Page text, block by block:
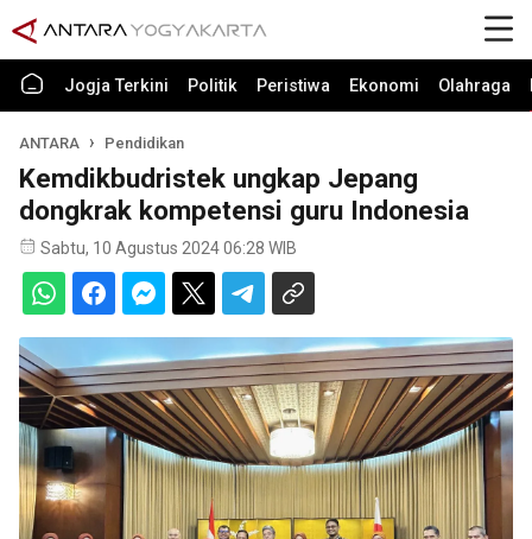
Jogja Terkini Politik Peristiwa Ekonomi Olahraga
ANTARA Pendidikan
Kemdikbudristek ungkap Jepang
dongkrak kompetensi guru Indonesia
Sabtu, 10 Agustus 2024 06:28 WIB